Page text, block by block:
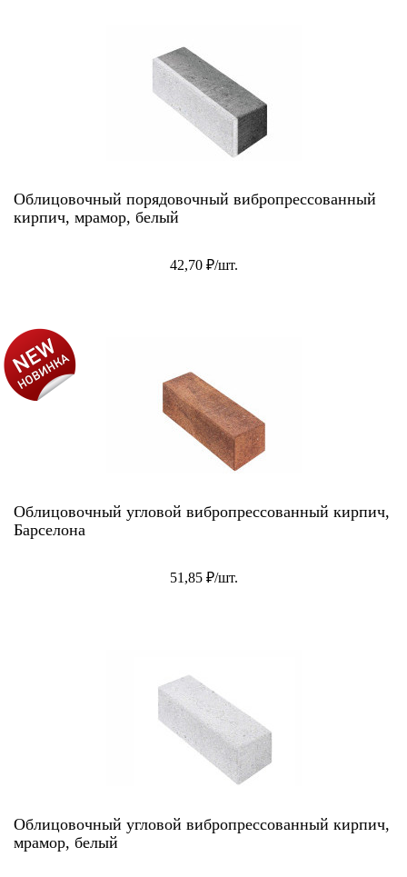
Облицовочный порядовочный вибропрессованный
кирпич, мрамор, белый
42,70 ₽/шт.
АКЦИЯ!
Облицовочный угловой вибропрессованный кирпич,
Барселона
51,85 ₽/шт.
Облицовочный угловой вибропрессованный кирпич,
мрамор, белый